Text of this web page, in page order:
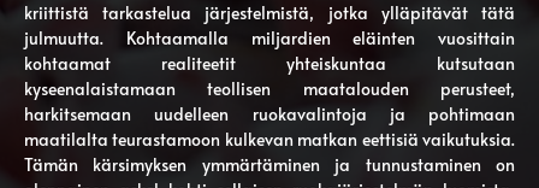
kriittistä tarkastelua järjestelmistä, jotka ylläpitävät tätä
julmuutta. Kohtaamalla miljardien eläinten vuosittain
kohtaamat realiteetit yhteiskuntaa kutsutaan
kyseenalaistamaan teollisen maatalouden perusteet,
harkitsemaan uudelleen ruokavalintoja ja pohtimaan
maatilalta teurastamoon kulkevan matkan eettisiä vaikutuksia.
Tämän kärsimyksen ymmärtäminen ja tunnustaminen on